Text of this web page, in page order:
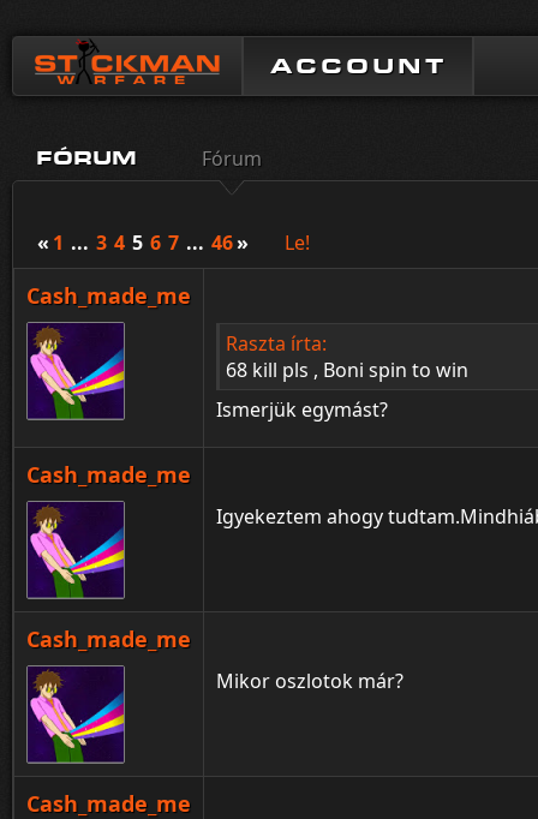
ACCOUNT
FÓRUM Fórum
« 1 ... 3 4 5 6 7 ... 46» Le!
Cash_made_me
Raszta írta:
68 kill pls , Boni spin to win
Ismerjük egymást?
Cash_made_me
Igyekeztem ahogy
Cash_made_me
Mikor oszlotok már?
Cash_made_me